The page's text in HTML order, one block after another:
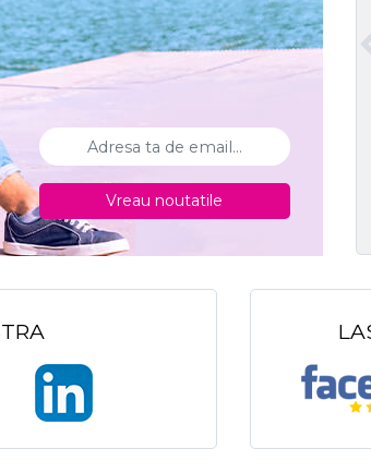
Vreau noutatile